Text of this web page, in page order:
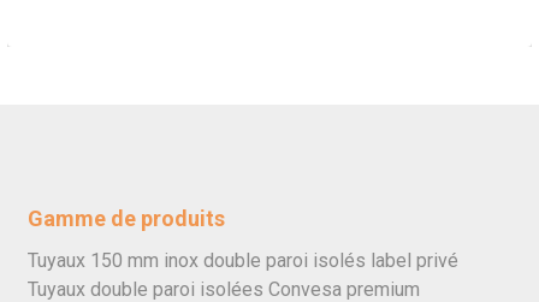
Gamme de produits
Tuyaux 150 mm inox double paroi isolés label privé
Tuyaux double paroi isolées Convesa premium